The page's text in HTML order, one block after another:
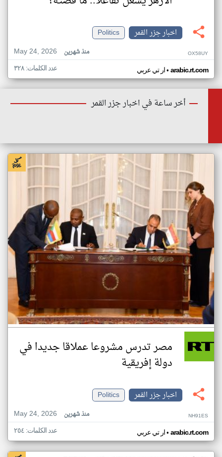
اخبار جزر القمر
Politics
May 24, 2026
منذ شهرين OX58UY
ار تي عربي• arabic.rt.com عدد الكلمات: ٣٢٨
أخر ساعة في اخبار جزر القمر
مصر تدرس مشروعا عملاقا جديدا في
دولة إفريقية
اخبار جزر القمر
Politics
May 24, 2026
منذ شهرين NH91ES
ار تي عربي• arabic.rt.com عدد الكلمات: ٢٥٤